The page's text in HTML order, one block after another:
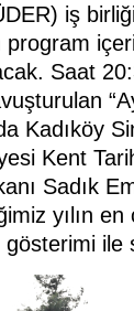
iş
program
Saat
Kadıköy
Kent
Sadık
yılın en
gösterimi ile